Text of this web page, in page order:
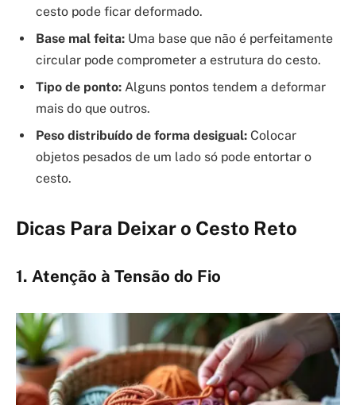
cesto pode ficar deformado.
Base mal feita: Uma base que não é perfeitamente
circular pode comprometer a estrutura do cesto.
Tipo de ponto: Alguns pontos tendem a deformar
mais do que outros.
Peso distribuído de forma desigual: Colocar
objetos pesados de um lado só pode entortar o
cesto.
Dicas Para Deixar o Cesto Reto
1. Atenção à Tensão do Fio